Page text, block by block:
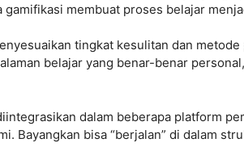
membuat proses belajar
tingkat kesulitan dan
belajar yang benar-benar
dalam beberapa platform
Bayangkan bisa “berjalan” di dalam